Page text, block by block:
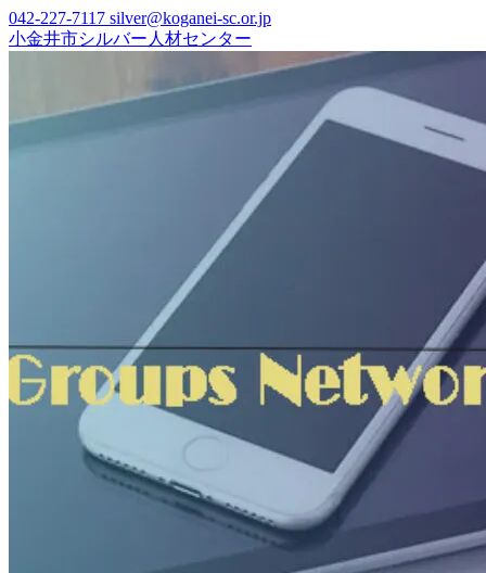
Skip
to
content
042-227-7117 silver@koganei-sc.or.jp
小金井市シルバー人材センター